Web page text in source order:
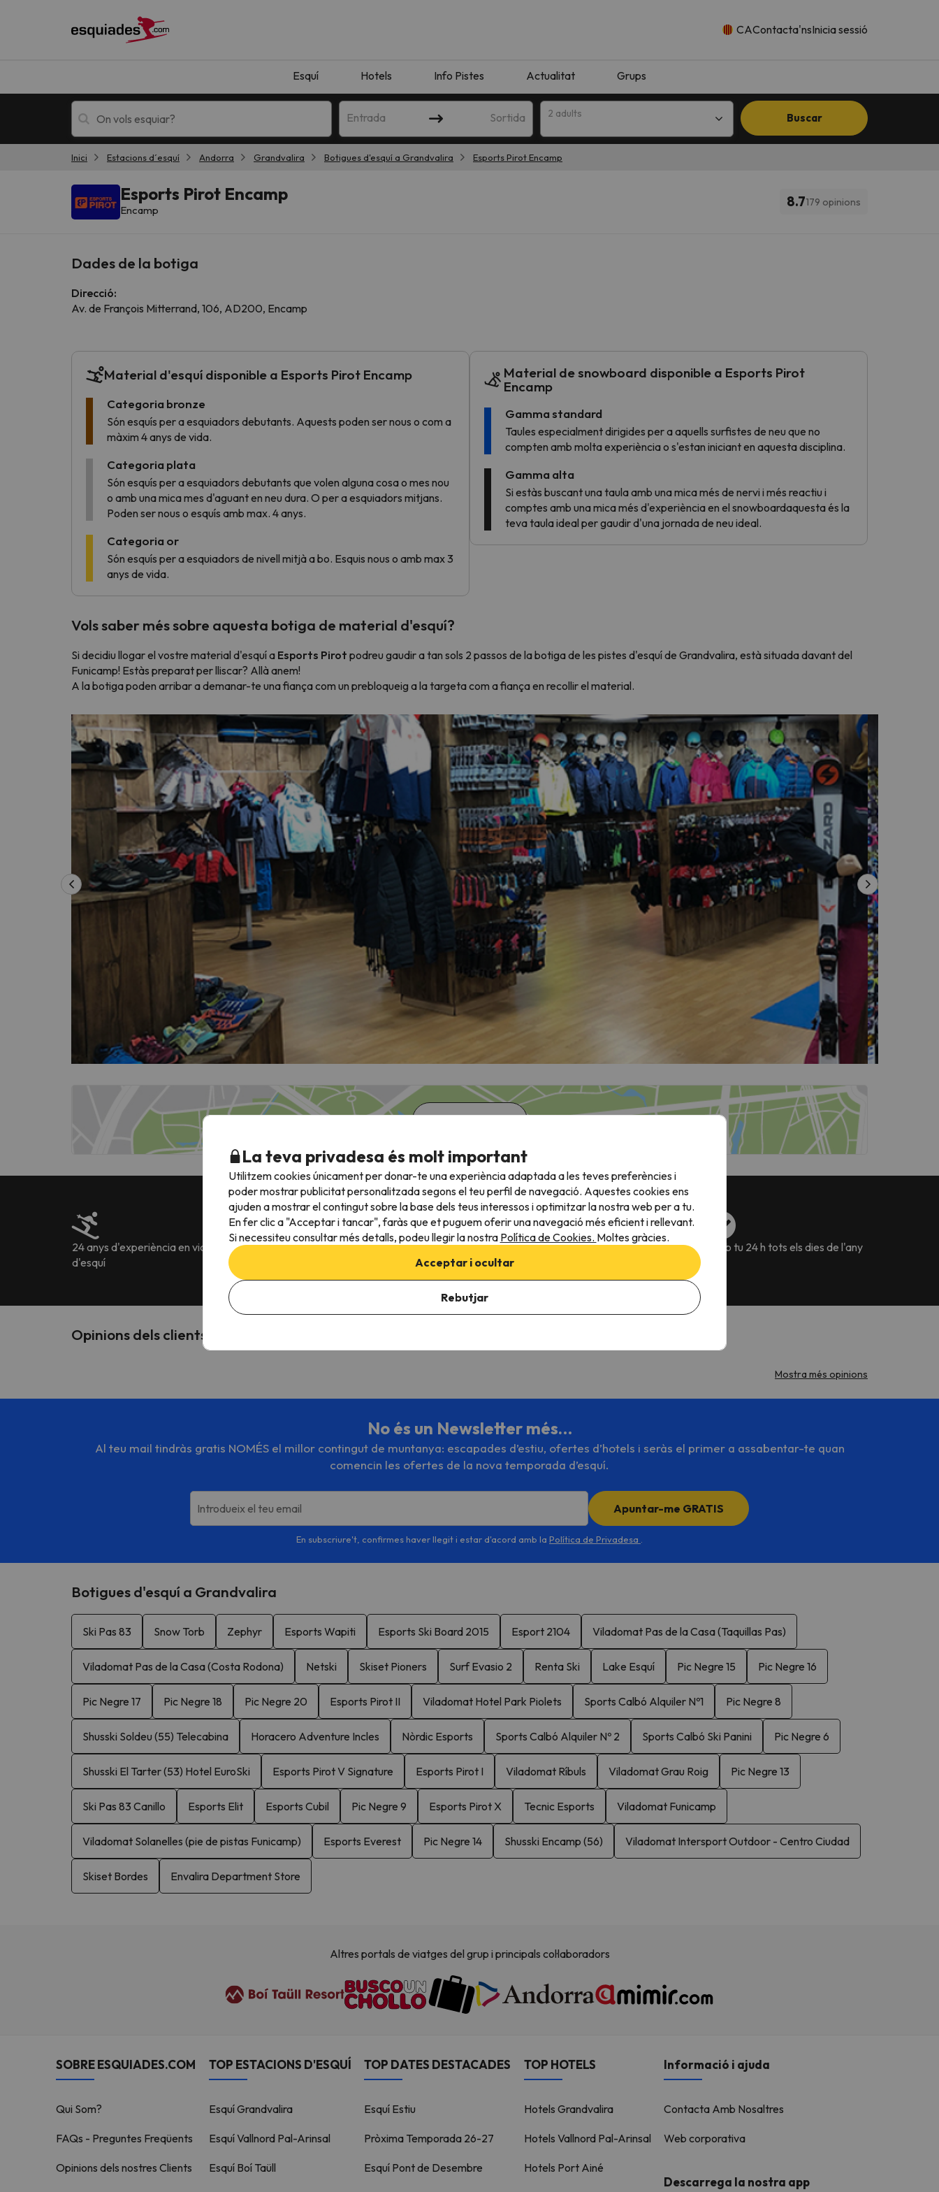
CAContacta'nsInicia sessió
Esquí Hotels Info Pistes Actualitat Grups
Entrada Sortida 2 adults Buscar
!Vaja! No hem trobat resultats que coincideixin amb la teva cerca. Intenteu modificar la destinació.
Inici Estacions d´esquí Andorra Grandvalira Botigues d'esquí a Grandvalira Esports Pirot Encamp
Esports Pirot Encamp
Encamp 8.7179 opinions
Dades de la botiga
Direcció:
Av. de François Mitterrand, 106, AD200, Encamp
Material d'esquí disponible a Esports Pirot Encamp
Categoria bronze
Són esquís per a esquiadors debutants. Aquests poden ser nous o com a
màxim 4 anys de vida.
Categoria plata
Són esquís per a esquiadors debutants que volen alguna cosa o mes nou
o amb una mica mes d'aguant en neu dura. O per a esquiadors mitjans.
Poden ser nous o esquís amb max. 4 anys.
Categoria or
Són esquís per a esquiadors de nivell mitjà a bo. Esquis nous o amb max 3
anys de vida.
Material de snowboard disponible a Esports Pirot
Encamp
Gamma standard
Taules especialment dirigides per a aquells surfistes de neu que no
compten amb molta experiència o s'estan iniciant en aquesta disciplina.
Gamma alta
Si estàs buscant una taula amb una mica més de nervi i més reactiu i
comptes amb una mica més d'experiència en el snowboardaquesta és la
teva taula ideal per gaudir d'una jornada de neu ideal.
Vols saber més sobre aquesta botiga de material d'esquí?
Si decidiu llogar el vostre material d'esquí a Esports Pirot podreu gaudir a tan sols 2 passos de la botiga de les pistes d'esquí de Grandvalira, està situada davant del
Funicamp! Estàs preparat per lliscar? Allà anem!
A la botiga poden arribar a demanar-te una fiança com un prebloqueig a la targeta com a fiança en recollir el material.
Veure mapa
24 anys d'experiència en viatges
d'esquí
Més de 222.905 opinions en 7
Els millors preus per esquiar a
Europa
Opcions de reserva flexibles pels
Amb tu 24 h tots els dies de l'any
Opinions dels clients sobre Esports Pirot Encamp
Mostra més opinions
No és un Newsletter més…
Al teu mail tindràs gratis NOMÉS el millor contingut de muntanya: escapades d’estiu, ofertes d’hotels i seràs el primer a assabentar-te quan
comencin les ofertes de la nova temporada d’esquí.
Introdueix el teu email Apuntar-me GRATIS
En subscriure't, confirmes haver llegit i estar d'acord amb la Política de Privadesa
Botigues d'esquí a Grandvalira
Ski Pas 83 Snow Torb Zephyr Esports Wapiti Esports Ski Board 2015 Esport 2104 Viladomat Pas de la Casa (Taquillas Pas)
Viladomat Pas de la Casa (Costa Rodona) Netski Skiset Pioners Surf Evasio 2 Renta Ski Lake Esquí Pic Negre 15 Pic Negre 16
Pic Negre 17 Pic Negre 18 Pic Negre 20 Esports Pirot II Viladomat Hotel Park Piolets Sports Calbó Alquiler Nº1 Pic Negre 8
Shusski Soldeu (55) Telecabina Horacero Adventure Incles Nòrdic Esports Sports Calbó Alquiler Nº 2 Sports Calbó Ski Panini Pic Negre 6
Shusski El Tarter (53) Hotel EuroSki Esports Pirot V Signature Esports Pirot I Viladomat Ríbuls Viladomat Grau Roig Pic Negre 13
Ski Pas 83 Canillo Esports Elit Esports Cubil Pic Negre 9 Esports Pirot X Tecnic Esports Viladomat Funicamp
Viladomat Solanelles (pie de pistas Funicamp) Esports Everest Pic Negre 14 Shusski Encamp (56) Viladomat Intersport Outdoor - Centro Ciudad
Skiset Bordes Envalira Department Store
Altres portals de viatges del grup i principals col·laboradors
SOBRE ESQUIADES.COM
Qui Som?
FAQs - Preguntes Freqüents
Opinions dels nostres Clients
TOP ESTACIONS D'ESQUÍ
Esquí Grandvalira
Esquí Vallnord Pal-Arinsal
Esquí Boí Taüll
TOP DATES DESTACADES
Esquí Estiu
Pròxima Temporada 26-27
Esquí Pont de Desembre
TOP HOTELS
Hotels Grandvalira
Hotels Vallnord Pal-Arinsal
Hotels Port Ainé
Informació i ajuda
Contacta Amb Nosaltres
Web corporativa
Descarrega la nostra app
La teva privadesa és molt important
Utilitzem cookies únicament per donar-te una experiència adaptada a les teves preferències i
poder mostrar publicitat personalitzada segons el teu perfil de navegació. Aquestes cookies ens
ajuden a mostrar el contingut sobre la base dels teus interessos i optimitzar la nostra web per a tu.
En fer clic a "Acceptar i tancar", faràs que et puguem oferir una navegació més eficient i rellevant.
Si necessiteu consultar més detalls, podeu llegir la nostra Política de Cookies. Moltes gràcies.
Acceptar i ocultar
Rebutjar